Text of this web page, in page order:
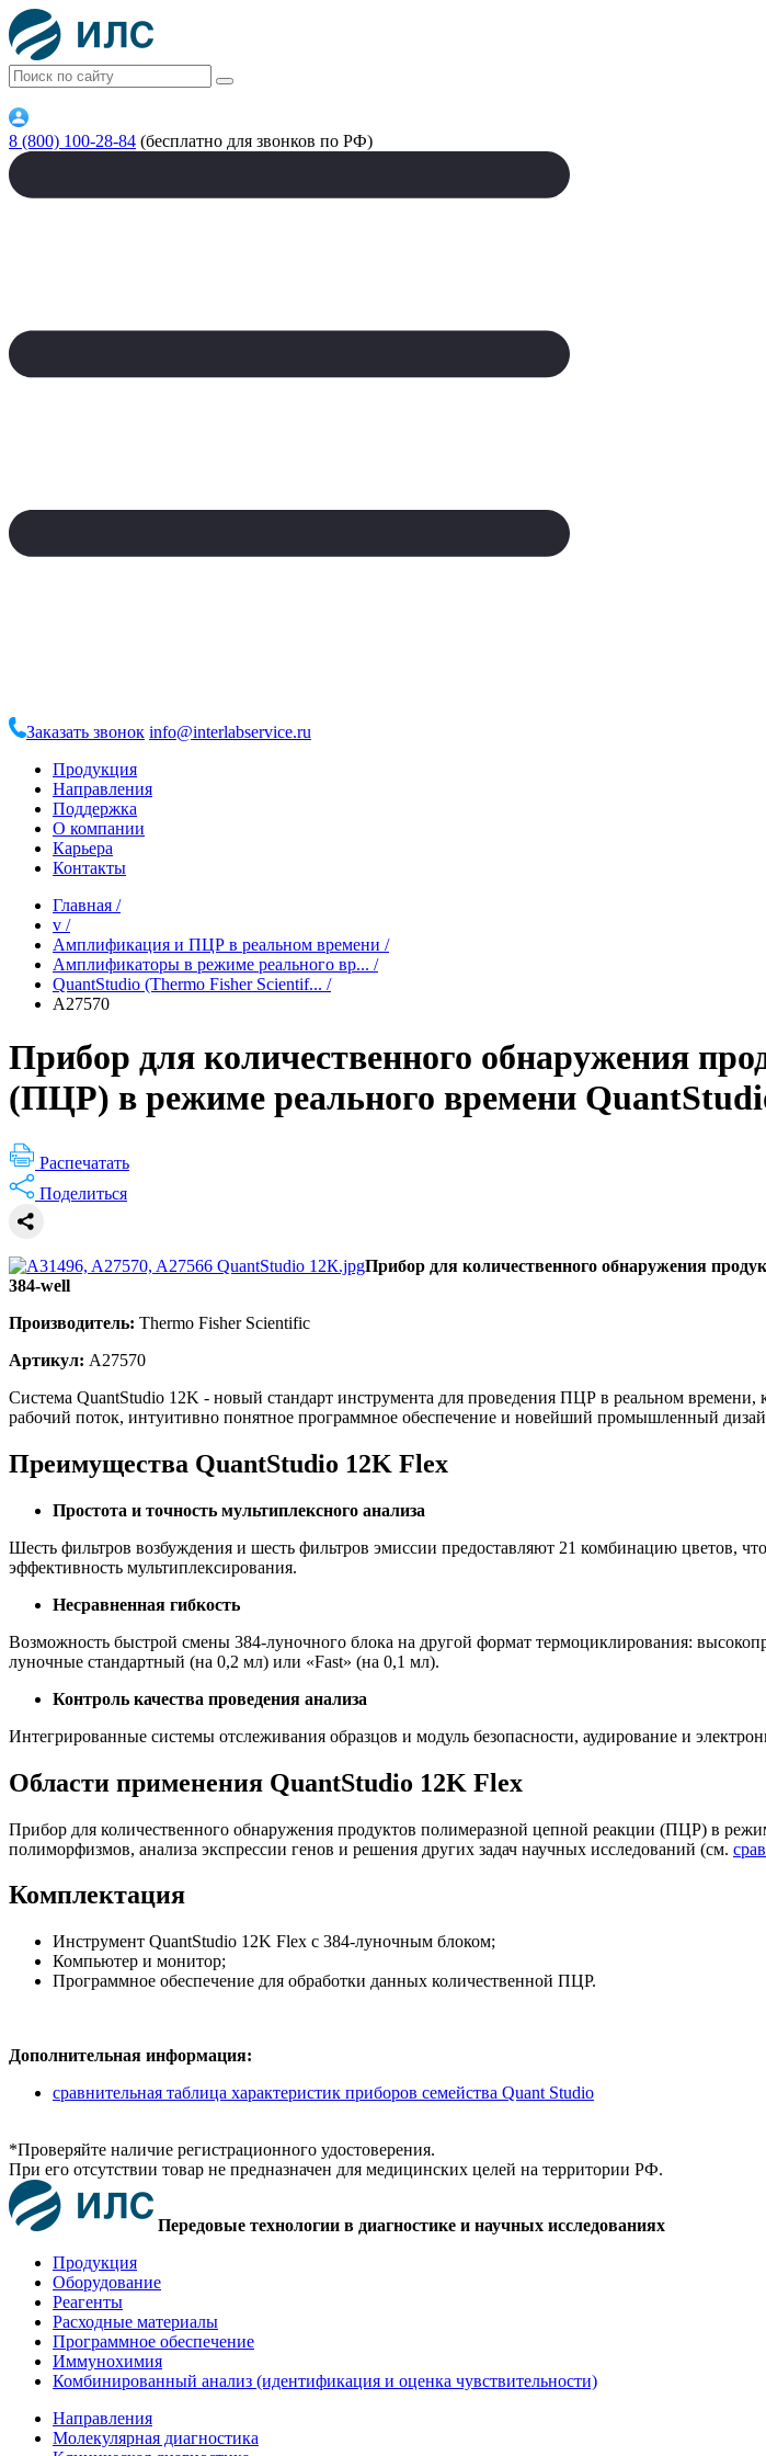
8 (800) 100-28-84 (бесплатно для звонков по РФ)
Заказать звонок info@interlabservice.ru
Продукция
Направления
Поддержка
О компании
Карьера
Контакты
Главная /
v /
Амплификация и ПЦР в реальном времени /
Амплификаторы в режиме реального вр... /
QuantStudio (Thermo Fisher Scientif... /
A27570
Прибор для количественного обнаружения
(ПЦР) в режиме реального времени
Распечатать
Поделиться
Прибор для количественного обнаружения
384-well
Производитель: Thermo Fisher Scientific
Артикул: A27570
Система QuantStudio 12K - новый стандарт инструмента для проведения ПЦР в реальном
рабочий поток, интуитивно понятное программное обеспечение и новейший промышленный
Преимущества QuantStudio 12K Flex
Простота и точность мультиплексного анализа
Шесть фильтров возбуждения и шесть фильтров эмиссии предоставляют 21 комбинацию цветов,
эффективность мультиплексирования.
Несравненная гибкость
Возможность быстрой смены 384-луночного блока на другой формат термоциклирования:
луночные стандартный (на 0,2 мл) или «Fast» (на 0,1 мл).
Контроль качества проведения анализа
Интегрированные системы отслеживания образцов и модуль безопасности, аудирование и
Области применения QuantStudio 12K Flex
Прибор для количественного обнаружения продуктов полимеразной цепной реакции (ПЦР) в
полиморфизмов, анализа экспрессии генов и решения других задач научных исследований (см.
Комплектация
Инструмент QuantStudio 12K Flex с 384-луночным блоком;
Компьютер и монитор;
Программное обеспечение для обработки данных количественной ПЦР.
Дополнительная информация:
сравнительная таблица характеристик приборов семейства Quant Studio
*Проверяйте наличие регистрационного удостоверения.
При его отсутствии товар не предназначен для медицинских целей на территории РФ.
Передовые технологии в диагностике и научных исследованиях
Продукция
Оборудование
Реагенты
Расходные материалы
Программное обеспечение
Иммунохимия
Комбинированный анализ (идентификация и оценка чувствительности)
Направления
Молекулярная диагностика